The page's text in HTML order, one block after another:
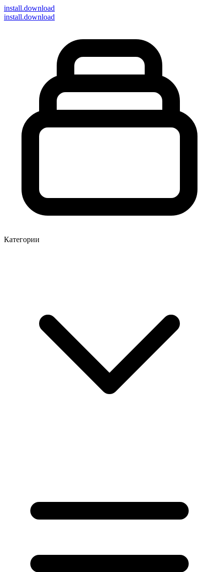
install.download
install.download
Категории